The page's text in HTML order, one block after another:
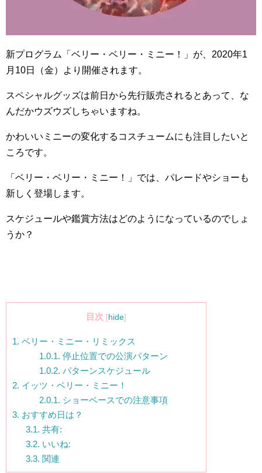
新プログラム「ベリー・ベリー・ミニー！」が、 2020年1
月 10日（金）より開催されます。
スペシャルグッズは前日から先行販売されるとあって、な
んだかウズウズしちゃいますね。
かわいいミニーの変化するコスチュームにも注目したいと
ころです。
「ベリー・ベリー・ミニー！」では、パレードやショーも
新しく登場します。
スケジュールや鑑賞方法はどのようになっているのでしょ
うか？
目次 [hide]
1. ベリー・ミニー・リミックス
1.0.1. 停止位置での公演パターン
1.0.2. パターンスケジュール
2. イッツ・ベリー・ミニー！
2.0.1. ショーベースでの注意事項
3. おすすめ日は？
3.1. 共有:
3.2. いいね:
3.3. 関連